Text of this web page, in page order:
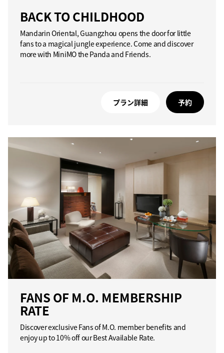
BACK TO CHILDHOOD
Mandarin Oriental, Guangzhou opens the door for little
fans to a magical jungle experience. Come and discover
more with MiniMO the Panda and Friends.
プラン詳細 予約
FANS OF M.O. MEMBERSHIP
RATE
Discover exclusive Fans of M.O. member benefits and
enjoy up to 10% off our Best Available Rate.